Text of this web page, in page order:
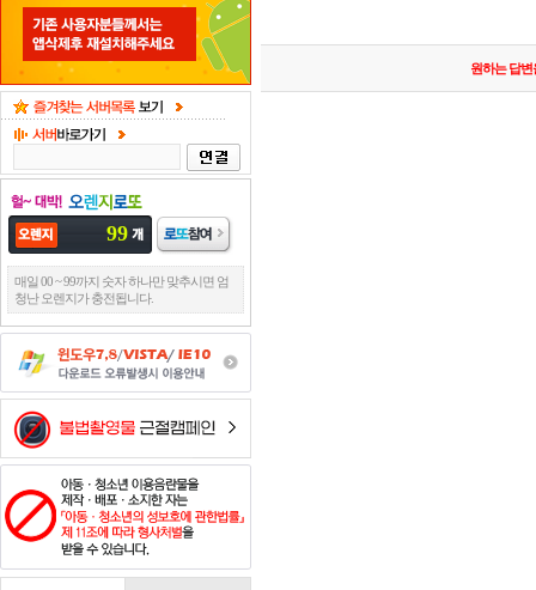
99
매일 00 ~ 99까지 숫자 하나만 맞추시면 엄
청난 오렌지가 충전됩니다.
원하는 답변